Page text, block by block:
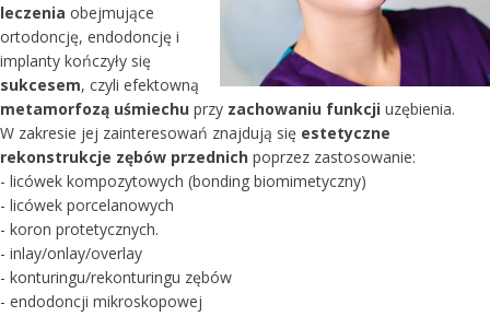
leczenia obejmujące
ortodoncję, endodoncję i
implanty kończyły się
sukcesem, czyli efektowną
metamorfozą uśmiechu przy zachowaniu funkcji uzębienia.
W zakresie jej zainteresowań znajdują się estetyczne
rekonstrukcje zębów przednich poprzez zastosowanie:
- licówek kompozytowych (bonding biomimetyczny)
- licówek porcelanowych
- koron protetycznych.
- inlay/onlay/overlay
- konturingu/rekonturingu zębów
- endodoncji mikroskopowej